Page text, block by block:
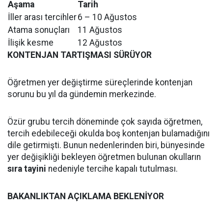
Aşama
Tarih
İller arası tercihler6 – 10 Ağustos
Atama sonuçları
11 Ağustos
İlişik kesme
12 Ağustos
KONTENJAN TARTIŞMASI SÜRÜYOR
Öğretmen yer değiştirme süreçlerinde kontenjan
sorunu bu yıl da gündemin merkezinde.
Özür grubu tercih döneminde çok sayıda öğretmen,
tercih edebileceği okulda boş kontenjan bulamadığını
dile getirmişti. Bunun nedenlerinden biri, bünyesinde
yer değişikliği bekleyen öğretmen bulunan okulların
sıra tayini nedeniyle tercihe kapalı tutulması.
BAKANLIKTAN AÇIKLAMA BEKLENİYOR